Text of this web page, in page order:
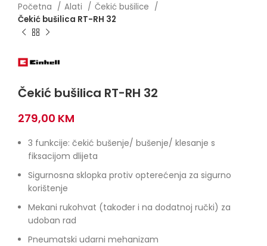
Početna Alati
Čekić bušilice
Čekić bušilica RT-RH 32
Čekić bušilica RT-RH 32
279,00 KM
3 funkcije: čekić bušenje/ bušenje/ klesanje s
fiksacijom dlijeta
Sigurnosna sklopka protiv opterećenja za sigurno
korištenje
Mekani rukohvat (također i na dodatnoj ručki) za
udoban rad
Pneumatski udarni mehanizam